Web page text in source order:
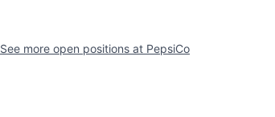
See more open positions at PepsiCo